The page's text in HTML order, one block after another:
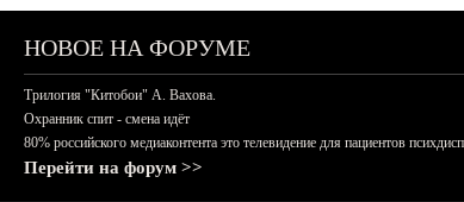
НОВОЕ НА ФОРУМЕ
Трилогия "Китобои" А. Вахова.
Охранник спит - смена идёт
80% российского медиаконтента это телевидение для пациентов
Перейти на форум >>